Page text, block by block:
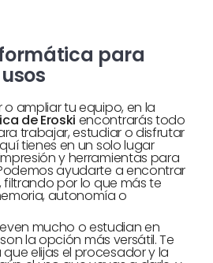
para
o ampliar tu equipo, en la
de Eroski encontrarás todo
trabajar, estudiar o disfrutar
tienes en un solo lugar
y herramientas para
ayudarte a encontrar
por lo que más te
autonomía o
mucho o estudian en
son la opción más versátil. Te
elijas el procesador y la